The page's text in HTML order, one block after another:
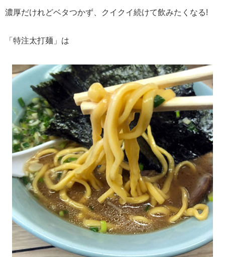
濃厚だけれどベタつかず、クイクイ続けて飲みたくなる!
「特注太打麺」は